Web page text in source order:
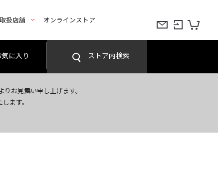
扱店舗 オンラインストア
気に入り ストア内検索
お見舞い申し上げます。
ます。